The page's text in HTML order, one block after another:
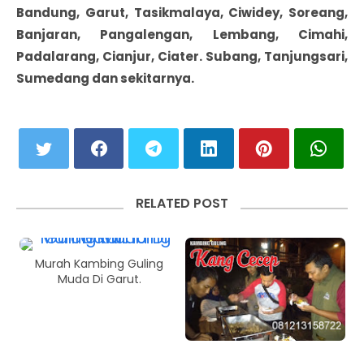
Bandung, Garut, Tasikmalaya, Ciwidey, Soreang,
Banjaran, Pangalengan, Lembang, Cimahi,
Padalarang, Cianjur, Ciater. Subang, Tanjungsari,
Sumedang dan sekitarnya.
RELATED POST
Murah Kambing Guling
Muda Di Garut.